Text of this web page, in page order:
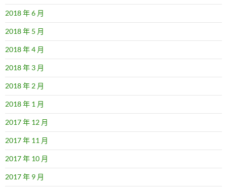
2018 年 6 月
2018 年 5 月
2018 年 4 月
2018 年 3 月
2018 年 2 月
2018 年 1 月
2017 年 12 月
2017 年 11 月
2017 年 10 月
2017 年 9 月